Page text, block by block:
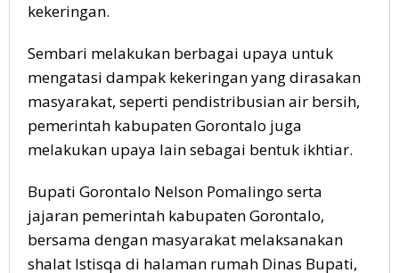
kekeringan.
Sembari melakukan berbagai upaya untuk
mengatasi dampak kekeringan yang dirasakan
masyarakat, seperti pendistribusian air bersih,
pemerintah kabupaten Gorontalo juga
melakukan upaya lain sebagai bentuk ikhtiar.
Bupati Gorontalo Nelson Pomalingo serta
jajaran pemerintah kabupaten Gorontalo,
bersama dengan masyarakat melaksanakan
shalat Istisqa di halaman rumah Dinas Bupati,